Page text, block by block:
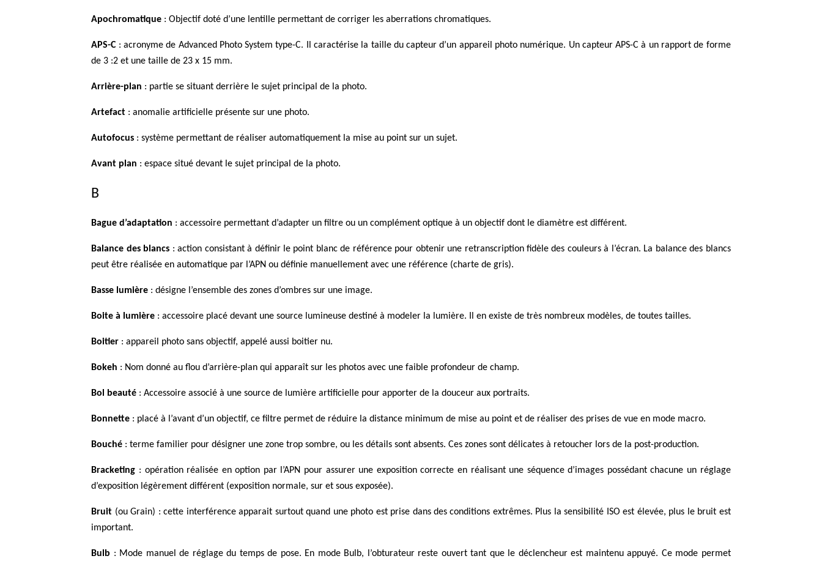
Apochromatique : Objectif doté d’une lentille permettant de corriger les aberrations chromatiques.
APS-C: acronyme de Advanced Photo System type-C.
Il caractérise la taille du capteur d’un appareil photo numérique. Un capteur APS-C à un rapport de forme
de 3 :2 et une taille de 23 x 15 mm.
Arrière-plan : partie se situant derrière le sujet principal de la photo.
Artefact : anomalie artificielle présente sur une photo.
Autofocus : système permettant de réaliser automatiquement la mise au point sur un sujet.
Avant plan : espace situé devant le sujet principal de la photo.
B
Bague d’adaptation : accessoire permettant d’adapter un filtre ou un complément optique à un objectif dont le diamètre est différent.
Balance des blancs : action consistant à définir le point blanc de référence pour obtenir une retranscription fidèle des couleurs à l’écran. La balance des blancs
peut être réalisée en automatique par l’APN ou définie manuellement avec une référence (charte de gris).
Basse lumière : désigne l’ensemble des zones d’ombres sur une image.
Boite à lumière : accessoire placé devant une source lumineuse destiné à modeler la lumière. Il en existe de très nombreux modèles, de toutes tailles.
Boitier : appareil photo sans objectif, appelé aussi boitier nu.
Bokeh : Nom donné au flou d’arrière-plan qui apparaît sur les photos avec une faible profondeur de champ.
Bol beauté : Accessoire associé à une source de lumière artificielle pour apporter de la douceur aux portraits.
Bonnette : placé à l’avant d’un objectif, ce filtre permet de réduire la distance minimum de mise au point et de réaliser des prises de vue en mode macro.
Bouché : terme familier pour désigner une zone trop sombre, ou les détails sont absents. Ces zones sont délicates à retoucher lors de la post-production.
Bracketing : opération réalisée en option par l’APN pour assurer une exposition correcte en réalisant une séquence d’images possédant chacune un réglage
d’exposition légèrement différent (exposition normale, sur et sous exposée).
Bruit (ou Grain) : cette interférence apparait surtout quand une photo est prise dans des conditions extrêmes. Plus la sensibilité ISO est élevée, plus le bruit est
important.
Bulb : Mode manuel de réglage du temps de pose. En mode Bulb, l’obturateur reste ouvert tant que le déclencheur est maintenu appuyé. Ce mode permet